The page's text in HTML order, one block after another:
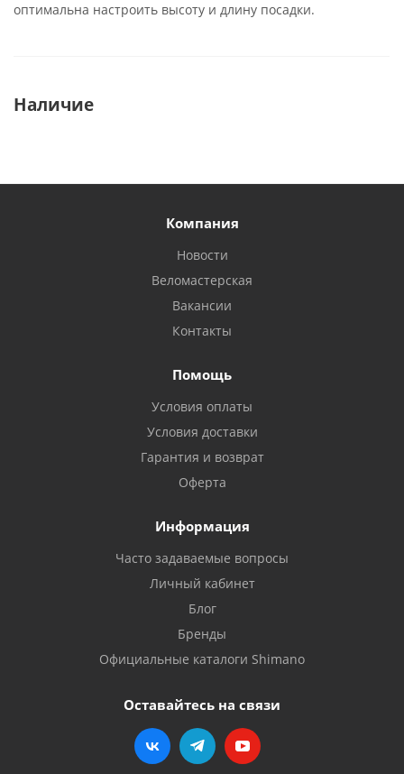
оптимальна настроить высоту и длину посадки.
Наличие
Компания
Новости
Веломастерская
Вакансии
Контакты
Помощь
Условия оплаты
Условия доставки
Гарантия и возврат
Оферта
Информация
Часто задаваемые вопросы
Личный кабинет
Блог
Бренды
Официальные каталоги Shimano
Оставайтесь на связи